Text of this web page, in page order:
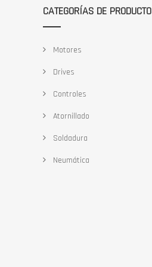
CATEGORÍAS DE PRODUCTO
Motores
Drives
Controles
Atornillado
Soldadura
Neumática